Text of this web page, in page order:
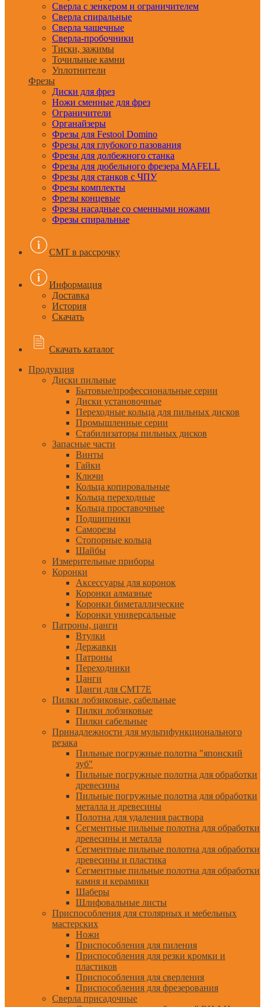
Сверла с зенкером и ограничителем
Сверла спиральные
Сверла чашечные
Сверла-пробочники
Тиски, зажимы
Точильные камни
Уплотнители
Фрезы
Диски для фрез
Ножи сменные для фрез
Ограничители
Органайзеры
Фрезы для Festool Domino
Фрезы для глубокого пазования
Фрезы для долбежного станка
Фрезы для дюбельного фрезера MAFELL
Фрезы для станков с ЧПУ
Фрезы комплекты
Фрезы концевые
Фрезы насадные со сменными ножами
Фрезы спиральные
CMT в рассрочку
Информация
Доставка
История
Скачать
Скачать каталог
Продукция
Диски пильные
Бытовые/профессиональные серии
Диски установочные
Переходные кольца для пильных дисков
Промышленные серии
Стабилизаторы пильных дисков
Запасные части
Винты
Гайки
Ключи
Кольца копировальные
Кольца переходные
Кольца проставочные
Подшипники
Саморезы
Стопорные кольца
Шайбы
Измерительные приборы
Коронки
Аксессуары для коронок
Коронки алмазные
Коронки биметаллические
Коронки универсальные
Патроны, цанги
Втулки
Державки
Патроны
Переходники
Цанги
Цанги для CMT7E
Пилки лобзиковые, сабельные
Пилки лобзиковые
Пилки сабельные
Принадлежности для мультифункционального
резака
Пильные погружные полотна "японский
зуб"
Пильные погружные полотна для обработки
древесины
Пильные погружные полотна для обработки
металла и древесины
Полотна для удаления раствора
Сегментные пильные полотна для обработки
древесины и металла
Сегментные пильные полотна для обработки
древесины и пластика
Сегментные пильные полотна для обработки
камня и керамики
Шаберы
Шлифовальные листы
Приспособления для столярных и мебельных
мастерских
Ножи
Приспособления для пиления
Приспособления для резки кромки и
пластиков
Приспособления для сверления
Приспособления для фрезерования
Сверла присадочные